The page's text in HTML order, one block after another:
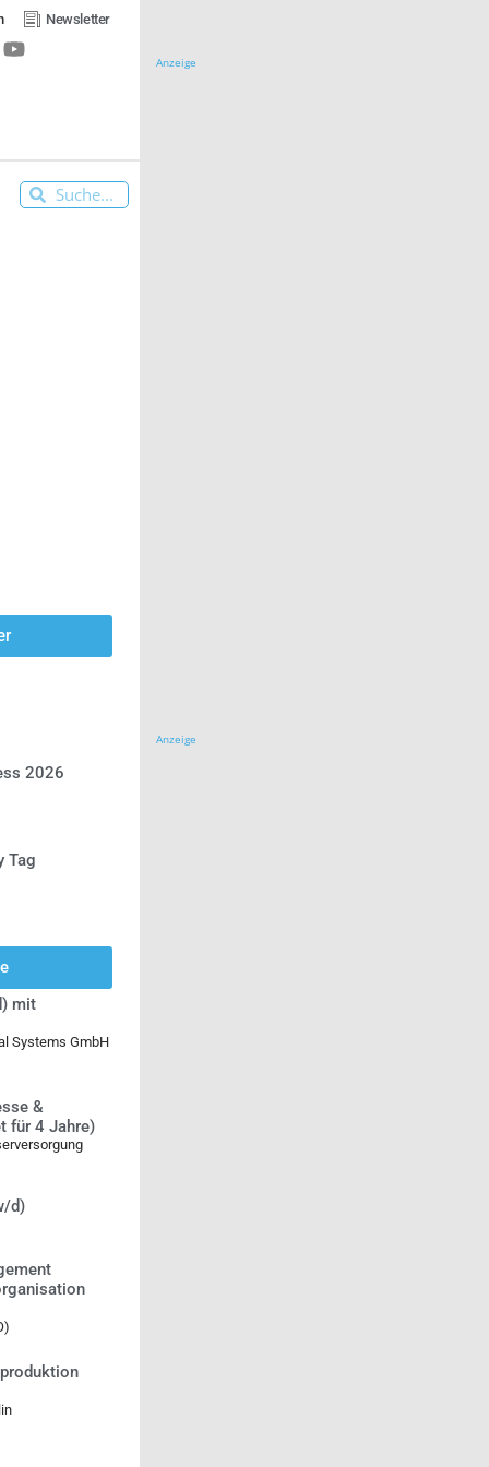
Newsletter
2026
Tag
mit
Systems GmbH
&
für 4 Jahre)
d)
Anzeige
Anzeige